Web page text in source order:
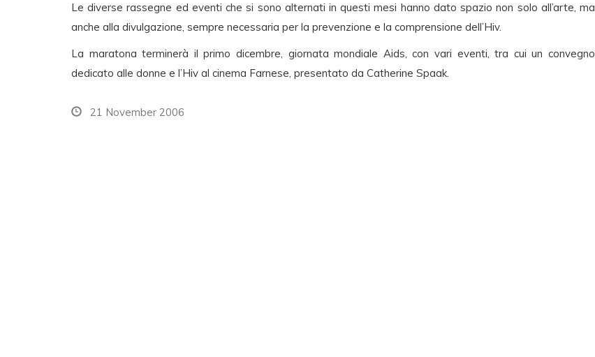
Le diverse rassegne ed eventi che si sono alternati in questi mesi hanno dato spazio non solo all’arte, ma
anche alla divulgazione, sempre necessaria per la prevenzione e la comprensione dell’Hiv.
La maratona terminerà il primo dicembre, giornata mondiale Aids, con vari eventi, tra cui un convegno
dedicato alle donne e l’Hiv al cinema Farnese, presentato da Catherine Spaak.
21 November 2006